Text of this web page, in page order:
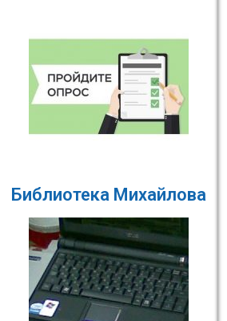
Библиотека Михайлова